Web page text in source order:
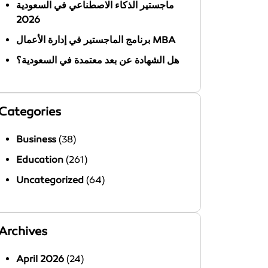
ماجستير الذكاء الاصطناعي في السعودية
2026
برنامج الماجستير في إدارة الأعمال MBA
هل الشهادة عن بعد معتمدة في السعودية؟
Business(38)
Education(261)
Uncategorized(64)
April 2026(24)